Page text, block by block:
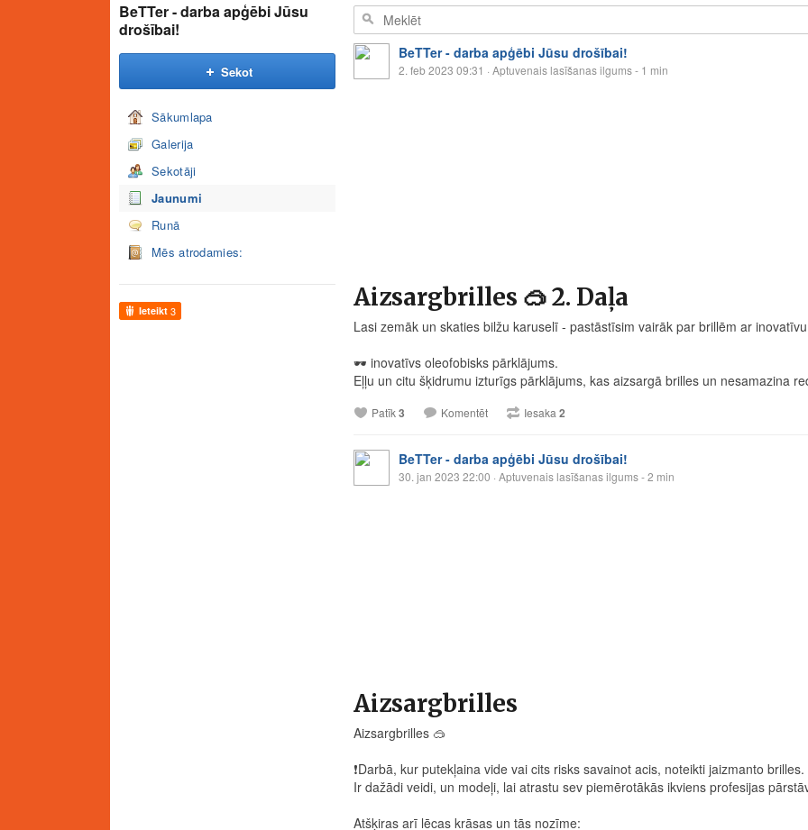
BeTTer - darba apģēbi Jūsu
drošībai!
Sekot
Sākumlapa
Galerija
Sekotāji
Jaunumi
Runā
Mēs atrodamies:
Ieteikt 3
BeTTer - darba apģēbi Jūsu drošībai!
2. feb 2023 09:31 · Aptuvenais lasīšanas ilgums - 1 min
Aizsargbrilles 🥽 2. Daļa
Lasi zemāk un skaties bilžu karuselī - pastāstīsim vairāk par brillēm ar
🕶️ inovatīvs oleofobisks pārklājums.
Eļļu un citu šķidrumu izturīgs pārklājums, kas aizsargā brilles un nesamazina
Patīk3 Komentēt Iesaka 2
BeTTer - darba apģēbi Jūsu drošībai!
30. jan 2023 22:00 · Aptuvenais lasīšanas ilgums - 2 min
Aizsargbrilles
Aizsargbrilles 🥽
❗️Darbā, kur putekļaina vide vai cits risks savainot acis, noteikti jaizmanto brilles.
Ir dažādi veidi, un modeļi, lai atrastu sev piemērotākās ikviens profesijas
Atšķiras arī lēcas krāsas un tās nozīme: